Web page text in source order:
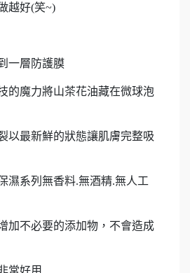
越好(笑~)
一層防護膜
的魔力將山茶花油藏在微球泡
以最新鮮的狀態讓肌膚完整吸
濕系列無香料.無酒精.無人工
加不必要的添加物，不會造成